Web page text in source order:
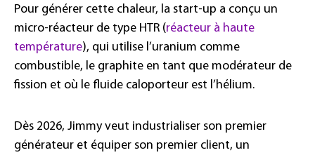
Pour générer cette chaleur, la start-up a conçu un
micro-réacteur de type HTR (réacteur à haute
température), qui utilise l’uranium comme
combustible, le graphite en tant que modérateur de
fission et où le fluide caloporteur est l’hélium.
Dès 2026, Jimmy veut industrialiser son premier
générateur et équiper son premier client, un